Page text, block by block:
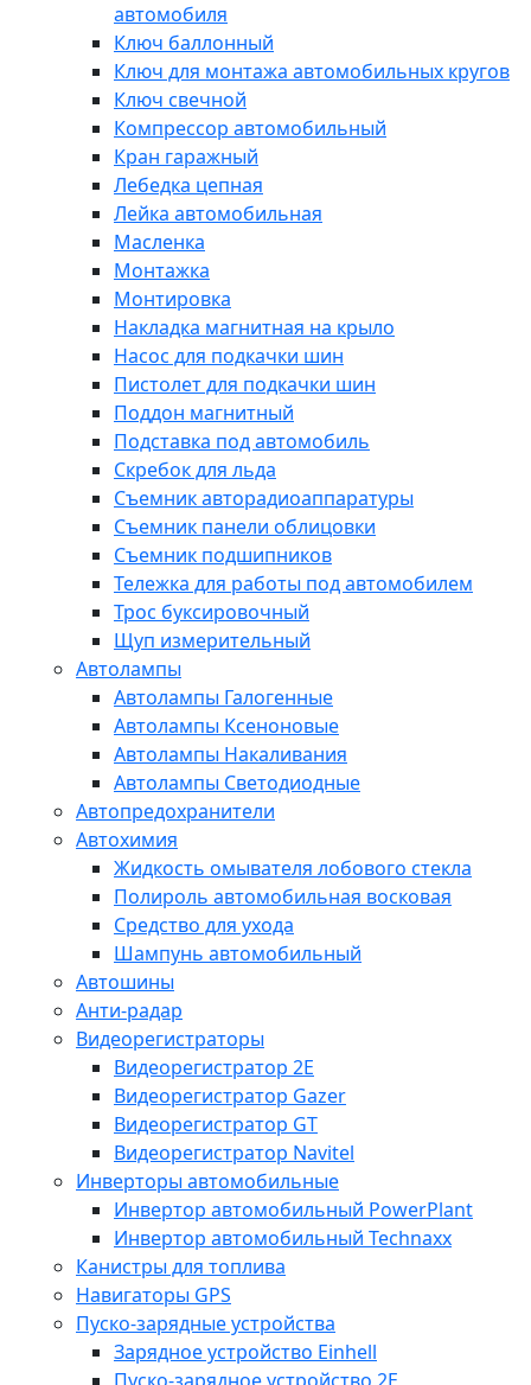
автомобиля
Ключ баллонный
Ключ для монтажа автомобильных кругов
Ключ свечной
Компрессор автомобильный
Кран гаражный
Лебедка цепная
Лейка автомобильная
Масленка
Монтажка
Монтировка
Накладка магнитная на крыло
Насос для подкачки шин
Пистолет для подкачки шин
Поддон магнитный
Подставка под автомобиль
Скребок для льда
Съемник авторадиоаппаратуры
Съемник панели облицовки
Съемник подшипников
Тележка для работы под автомобилем
Трос буксировочный
Щуп измерительный
Автолампы
Автолампы Галогенные
Автолампы Ксеноновые
Автолампы Накаливания
Автолампы Светодиодные
Автопредохранители
Автохимия
Жидкость омывателя лобового стекла
Полироль автомобильная восковая
Средство для ухода
Шампунь автомобильный
Автошины
Анти-радар
Видеорегистраторы
Видеорегистратор 2E
Видеорегистратор Gazer
Видеорегистратор GT
Видеорегистратор Navitel
Инверторы автомобильные
Инвертор автомобильный PowerPlant
Инвертор автомобильный Technaxx
Канистры для топлива
Навигаторы GPS
Пуско-зарядные устройства
Зарядное устройство Einhell